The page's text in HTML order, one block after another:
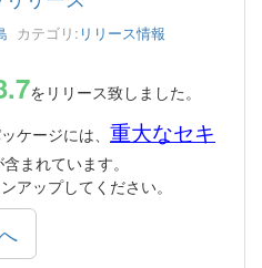
カテゴリ: リリース情報
をリリース致しました。
ケージには、 重大なセキ
まれています。
アップしてください。